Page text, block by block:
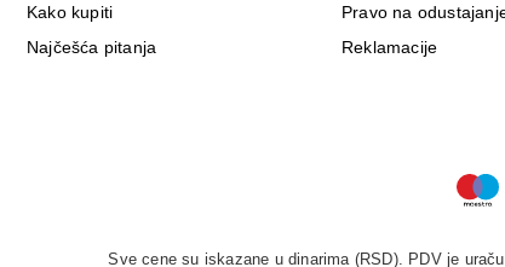
Kako kupiti
Najčešća pitanja
Pravo na
Reklamacije
Sve cene su iskazane u dinarima (RSD). PDV je